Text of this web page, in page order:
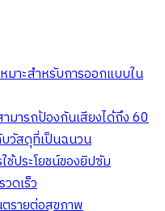
มาะสำหรับการออกแบบใน
มารถป้องกันเสียงได้ถึง 60
วัสดุที่เป็นฉนวน
ช้ประโยชน์ของยิปซัม
ดเร็ว
รายต่อสุขภาพ